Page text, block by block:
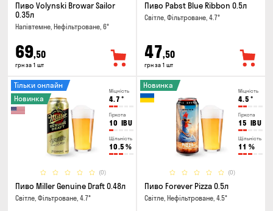
Пиво Volynski Browar Sailor
0.35л
Напівтемне, Нефільтроване, 6°
69,50
грн за 1 шт
Пиво Pabst Blue Ribbon 0.5л
Світле, Фільтроване, 4.7°
47,50
грн за 1 шт
Міцність
4.7 °
Гіркота
10 IBU
Щільність
10.5 %
(0)
Тільки онлайн
Новинка
Пиво Miller Genuine Draft 0.48л
Світле, Фільтроване, 4.7°
Міцність
4.5 °
Гіркота
15 IBU
Щільність
11 %
(0)
Новинка
Пиво Forever Pizza 0.5л
Світле, Нефільтроване, 4.5°